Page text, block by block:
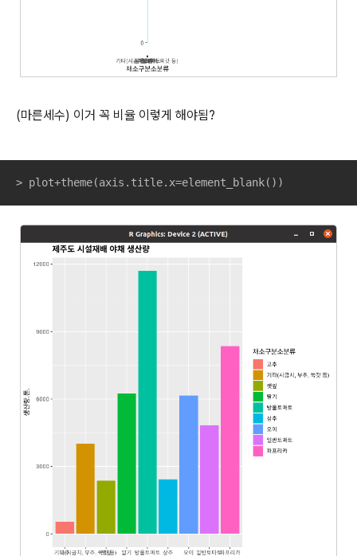
(마른세수) 이거 꼭 비율 이렇게 해야됨?
> plot+theme(axis.title.x=element_blank())